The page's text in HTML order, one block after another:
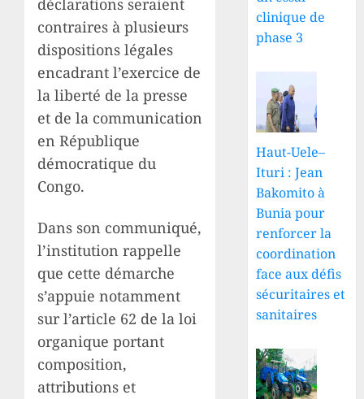
contraires à plusieurs
dispositions légales
encadrant l’exercice de
la liberté de la presse
et de la communication
en République
démocratique du
Congo.
Dans son communiqué,
l’institution rappelle
que cette démarche
s’appuie notamment
sur l’article 62 de la loi
organique portant
composition,
attributions et
clinique de
phase 3
Haut-Uele–
Ituri : Jean
Bakomito à
Bunia pour
renforcer la
coordination
face aux défis
sécuritaires et
sanitaires